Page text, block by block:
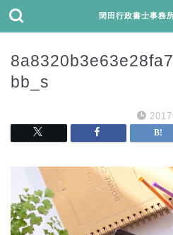
閑田行政書士事務
bb_s